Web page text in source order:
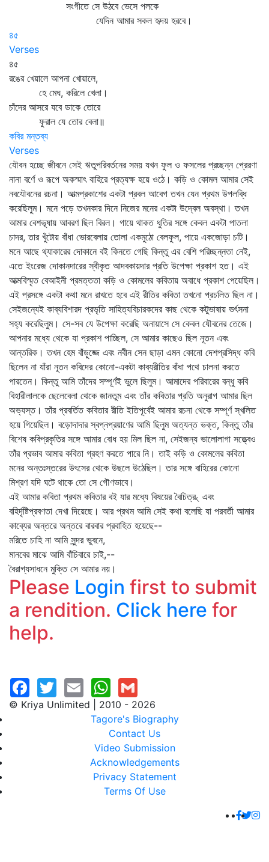
সংগীতে সে উঠবে ভেসে পলকে
যেদিন আমার সকল হৃদয় হরবে।
৪৫
Verses
৪৫
রঙের খেয়ালে আপনা খোয়ালে,
হে মেঘ, করিলে খেলা।
চাঁদের আসরে যবে ডাকে তোরে
ফুরাল যে তোর বেলা॥
কবির মন্তব্য
Verses
যৌবন হচ্ছে জীবনে সেই ঋতুপরিবর্তনের সময় যখন ফুল ও ফসলের প্রচ্ছন্ন প্রেরণা
নানা বর্ণে ও রূপে অকস্মাৎ বাহিরে প্রত্যক্ষ হয়ে ওঠে। কড়ি ও কোমল আমার সেই
নবযৌবনের রচনা। আত্মপ্রকাশের একটা প্রবল আবেগ তখন যেন প্রথম উপলব্ধি
করেছিলুম। মনে পড়ে তখনকার দিনে নিজের মনের একটা উদ্বেল অবস্থা। তখন
আমার বেশভূষায় আবরণ ছিল বিরল। গায়ে থাকত ধুতির সঙ্গে কেবল একটা পাতলা
চাদর, তার খুঁটোয় বাঁধা ভোরবেলায় তোলা একমুঠো বেলফুল, পায়ে একজোড়া চটি।
মনে আছে থ্যাকারের দোকানে বই কিনতে গেছি কিন্তু এর বেশি পরিচ্ছন্নতা নেই,
এতে ইংরেজ দোকানদারের স্বীকৃত আদবকায়দার প্রতি উপেক্ষা প্রকাশ হত। এই
আত্মবিস্মৃত বেআইনী প্রমত্ততা কড়ি ও কোমলের কবিতায় অবাধে প্রকাশ পেয়েছিল।
এই প্রসঙ্গে একটা কথা মনে রাখতে হবে এই রীতির কবিতা তখনো প্রচলিত ছিল না।
সেইজন্যেই কাব্যবিশারদ প্রভৃতি সাহিত্যবিচারকদের কাছ থেকে কটুভাষায় ভর্ৎসনা
সহ্য করেছিলুম। সে-সব যে উপেক্ষা করেছি অনায়াসে সে কেবল যৌবনের তেজে।
আপনার মধ্যে থেকে যা প্রকাশ পাচ্ছিল, সে আমার কাছেও ছিল নূতন এবং
আন্তরিক। তখন হেম বাঁড়ুজ্জে এবং নবীন সেন ছাড়া এমন কোনো দেশপ্রসিদ্ধ কবি
ছিলেন না যাঁরা নূতন কবিদের কোনো-একটা কাব্যরীতির বাঁধা পথে চালনা করতে
পারতেন। কিন্তু আমি তাঁদের সম্পূর্ণই ভুলে ছিলুম। আমাদের পরিবারের বন্ধু কবি
বিহারীলালকে ছেলেবেলা থেকে জানতুম এবং তাঁর কবিতার প্রতি অনুরাগ আমার ছিল
অভ্যস্ত। তাঁর প্রবর্তিত কবিতার রীতি ইতিপূর্বেই আমার রচনা থেকে সম্পূর্ণ স্খলিত
হয়ে গিয়েছিল। বড়োদাদার স্বপ্নপ্রয়াণের আমি ছিলুম অত্যন্ত ভক্ত, কিন্তু তাঁর
বিশেষ কবিপ্রকৃতির সঙ্গে আমার বোধ হয় মিল ছিল না, সেইজন্য ভালোলাগা সত্ত্বেও
তাঁর প্রভাব আমার কবিতা গ্রহণ করতে পারে নি। তাই কড়ি ও কোমলের কবিতা
মনের অন্তঃস্তরের উৎসের থেকে উছলে উঠেছিল। তার সঙ্গে বাহিরের কোনো
মিশ্রণ যদি ঘটে থাকে তো সে গৌণভাবে।
এই আমার কবিতা প্রথম কবিতার বই যার মধ্যে বিষয়ের বৈচিত্র৻ এবং
বহির্দৃষ্টিপ্রবণতা দেখা দিয়েছে। আর প্রথম আমি সেই কথা বলেছি যা পরবর্তী আমার
কাব্যের অন্তরে অন্তরে বারবার প্রবাহিত হয়েছে--
মরিতে চাহি না আমি সুন্দর ভুবনে,
মানবের মাঝে আমি বাঁচিবারে চাই,--
বৈরাগ্যসাধনে মুক্তি সে আমার নয়।
Please Login first to submit
a rendition. Click here for
help.
© Kriya Unlimited | 2010 - 2026
Tagore's Biography
Contact Us
Video Submission
Acknowledgements
Privacy Statement
Terms Of Use